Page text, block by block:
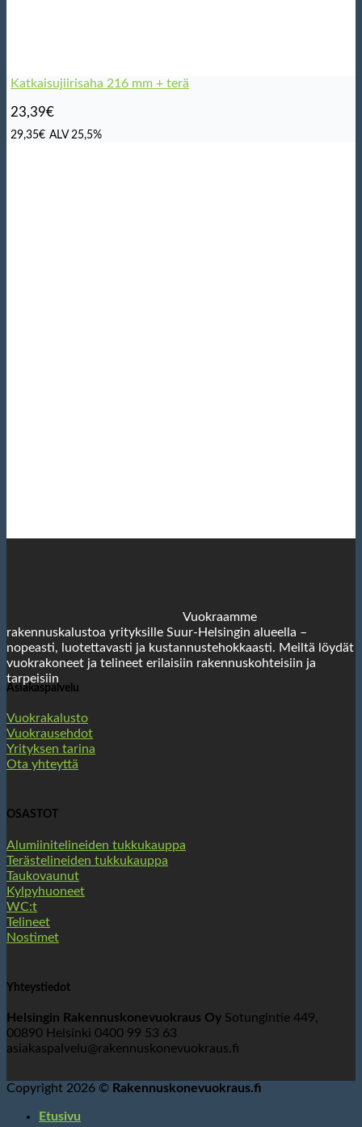
Katkaisujiirisaha 216 mm + terä
23,39€
29,35€ ALV 25,5%
Vuokraamme
rakennuskalustoa yrityksille Suur-Helsingin alueella –
nopeasti, luotettavasti ja kustannustehokkaasti. Meiltä löydät
vuokrakoneet ja telineet erilaisiin rakennuskohteisiin ja
tarpeisiin
Asiakaspalvelu
Vuokrakalusto
Vuokrausehdot
Yrityksen tarina
Ota yhteyttä
OSASTOT
Alumiinitelineiden tukkukauppa
Terästelineiden tukkukauppa
Taukovaunut
Kylpyhuoneet
WC:t
Telineet
Nostimet
Yhteystiedot
Helsingin Rakennuskonevuokraus Oy Sotungintie 449,
00890 Helsinki 0400 99 53 63
asiakaspalvelu@rakennuskonevuokraus.fi
Copyright 2026 © Rakennuskonevuokraus.fi
Etusivu